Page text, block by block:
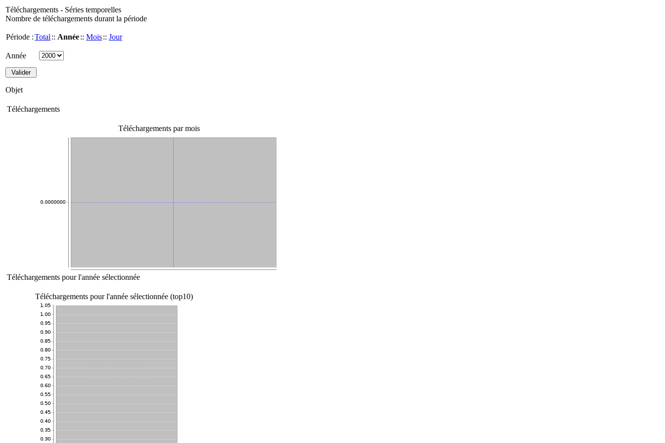
Téléchargements - Séries temporelles
Nombre de téléchargements durant la période
Période :Total :: Année:: Mois:: Jour
Année
Objet
Téléchargements
Téléchargements par mois
Téléchargements pour l'année sélectionnée
Téléchargements pour l'année sélectionnée (top10)